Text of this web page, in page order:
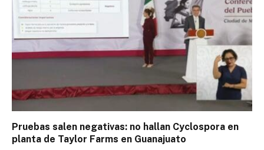
Pruebas salen negativas: no hallan Cyclospora en
planta de Taylor Farms en Guanajuato